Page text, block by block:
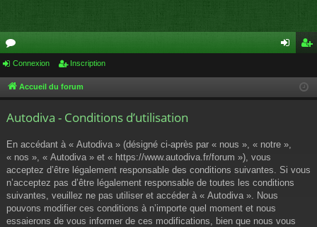
or
u cri
Connexion Inscription
Accueil du forum
Autodiva - Conditions d’utilisation
En accédant à « Autodiva » (désigné ci-après par « nous », « notre »,
« nos », « Autodiva » et « https://www.autodiva.fr/forum »), vous
acceptez d’être légalement responsable des conditions suivantes. Si vous
n’acceptez pas d’être légalement responsable de toutes les conditions
suivantes, veuillez ne pas utiliser et accéder à « Autodiva ». Nous
pouvons modifier ces conditions à n’importe quel moment et nous
essaierons de vous informer de ces modifications, bien que nous vous